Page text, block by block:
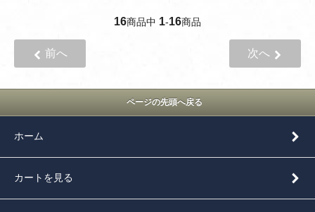
16商品中 1-16商品
前へ 次へ
ページの先頭へ戻る
ホーム
カートを見る